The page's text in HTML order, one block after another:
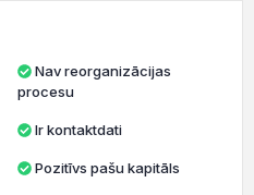
Nav reorganizācijas
procesu
Ir kontaktdati
Pozitīvs pašu kapitāls